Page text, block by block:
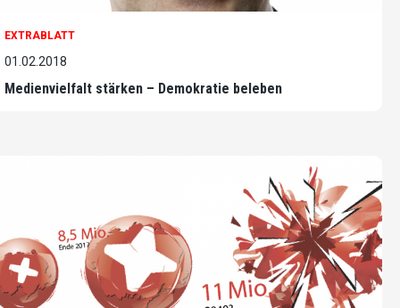
EXTRABLATT
01.02.2018
Medienvielfalt stärken – Demokratie beleben